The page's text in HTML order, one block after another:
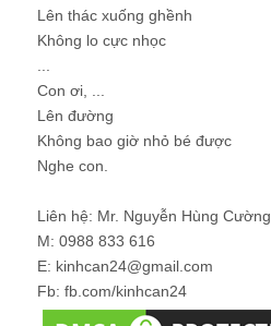
Lên thác xuống ghềnh
Không lo cực nhọc
Con ơi, ...
Lên đường
Không bao giờ nhỏ bé được
Nghe con.
Liên hệ: Mr. Nguyễn Hùng Cường
M: 0988 833 616
E: kinhcan24@gmail.com
Fb: fb.com/kinhcan24